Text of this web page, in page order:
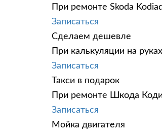
При ремонте Skoda
Записаться
Сделаем дешевле
При калькуляции на
Записаться
Такси в подарок
При ремонте Шкода
Записаться
Мойка двигателя